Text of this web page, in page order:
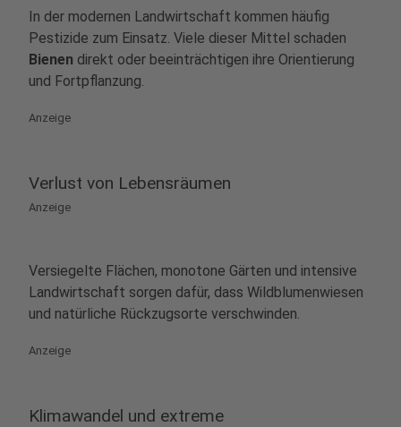
In der modernen Landwirtschaft kommen häufig
Pestizide zum Einsatz. Viele dieser Mittel schaden
Bienen direkt oder beeinträchtigen ihre Orientierung
und Fortpflanzung.
Anzeige
Verlust von Lebensräumen
Anzeige
Versiegelte Flächen, monotone Gärten und intensive
Landwirtschaft sorgen dafür, dass Wildblumenwiesen
und natürliche Rückzugsorte verschwinden.
Anzeige
Klimawandel und extreme